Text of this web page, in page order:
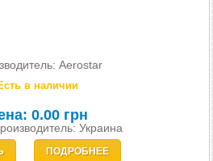
Aerostar
в наличии
0.00 грн
Украина
ПОДРОБНЕЕ